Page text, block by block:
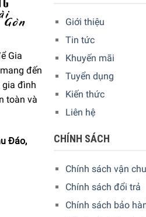
iQ300 SN23HW32UE/
rửa dễ dàng hơn, đặc biệt là
không gian riêng của từng loại
Gia
đến
gia đình
toàn và
Đáo,
Giới thiệu
Tin tức
Khuyến mãi
Tuyển dụng
Kiến thức
Liên hệ
CHÍNH SÁCH
Chính sách vận
Chính sách đổi trả
Chính sách bảo